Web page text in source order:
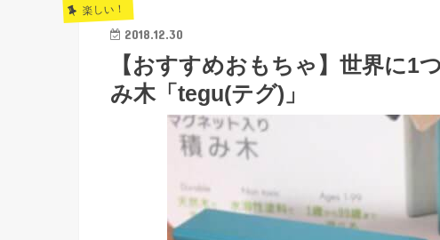
楽しい！
2018.12.30
【おすすめおもちゃ】世界に1
み木「tegu(テグ)」